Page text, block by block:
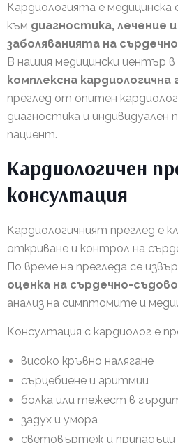
Кардиологията е медицинска
към диагностика, лечение
заболяванията на
В нашия медицински център
комплексна кардиологична
преглед от опитен
диагностика и индивидуален
пациент.
Кардиологичен
консултация
Кардиологичният преглед е
откриване и контрол на
По време на прегледа се
оценка на сърдечно-
анализ на симптомите и
Консултация с кардиолог е
високо кръвно налягане
сърцебиене и аритмии
болка или тежест в
задух и умора
световъртеж и припадъци